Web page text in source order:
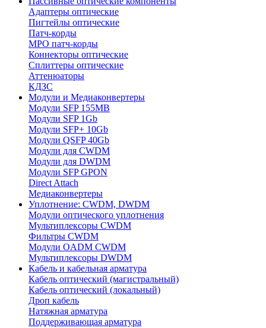
Адаптеры оптические
Пигтейлы оптические
Патч-корды
MPO патч-корды
Коннекторы оптические
Сплиттеры оптические
Аттенюаторы
КДЗС
Модули и Медиаконвертеры
Модули SFP 155MB
Модули SFP 1Gb
Модули SFP+ 10Gb
Модули QSFP 40Gb
Модули для CWDM
Модули для DWDM
Модули SFP GPON
Direct Attach
Медиаконвертеры
Уплотнение: CWDM, DWDM
Модули оптического уплотнения
Мультиплексоры CWDM
Фильтры CWDM
Модули OADM CWDM
Мультиплексоры DWDM
Кабель и кабельная арматура
Кабель оптический (магистральный)
Кабель оптический (локальный)
Дроп кабель
Натяжная арматура
Поддерживающая арматура